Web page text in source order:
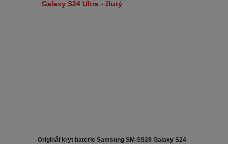
Originál kryt baterie Samsung SM-S928 Galaxy S24